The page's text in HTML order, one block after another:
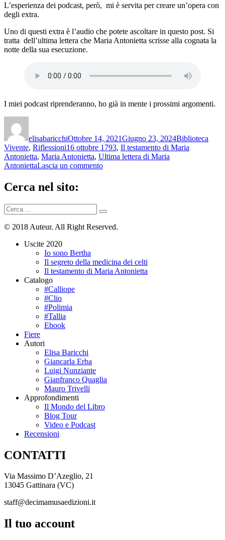
L’esperienza dei podcast, però, mi è servita per creare un’opera con
degli extra.
Uno di questi extra è l’audio che potete ascoltare in questo post. Si
tratta dell’ultima lettera che Maria Antonietta scrisse alla cognata la
notte della sua esecuzione.
I miei podcast riprenderanno, ho già in mente i prossimi argomenti.
elisabaricchiOttobre 14, 2021Giugno 23, 2024Biblioteca
Vivente, RiflessioniTag
16 ottobre 1793, Il testamento di Maria
Antonietta, Maria Antonietta, Ultima lettera di Maria
AntoniettaLascia un commentosu
Cerca nel sito:
Cerca:
Cerca
© 2018 Auteur. All Right Reserved.
Uscite 2020
Io sono Bertha
Il segreto della medicina dei celti
Il testamento di Maria Antonietta
Catalogo
#Calliope
#Clio
#Polimia
#Tallia
Ebook
Fiere
Autori
Elisa Baricchi
Giancarla Erba
Luigi Nunziante
Gianfranco Quaglia
Mauro Trivelli
Approfondimenti
Il Mondo del Libro
Blog Tour
Video e Podcast
Recensioni
CONTATTI
Via Massimo D’Azeglio, 21
13045 Gattinara (VC)
staff@decimamusaedizioni.it
Il tuo account